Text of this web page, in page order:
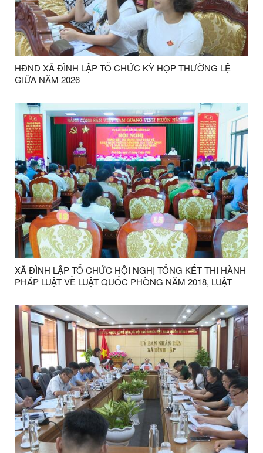
HĐND XÃ ĐÌNH LẬP TỔ CHỨC KỲ HỌP THƯỜNG LỆ
GIỮA NĂM 2026
XÃ ĐÌNH LẬP TỔ CHỨC HỘI NGHỊ TỔNG KẾT THI HÀNH
PHÁP LUẬT VỀ LUẬT QUỐC PHÒNG NĂM 2018, LUẬT
PHÒNG VÀ AN NINH NĂM 2013